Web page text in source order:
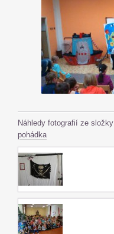
Náhledy fotografií ze složky
pohádka